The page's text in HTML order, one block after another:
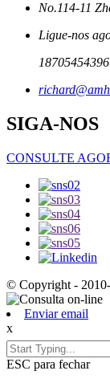
No.114-11
Ligue-nos
18705454396
SIGA-NOS
CONSULTE
© Copyright - 2010-
Enviar email
x
ESC para fechar